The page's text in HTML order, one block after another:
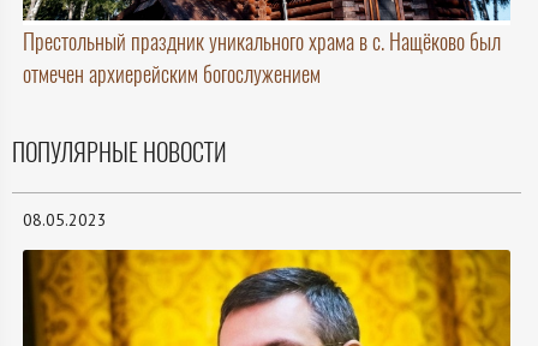
Престольный праздник уникального храма в с. Нащёково был
отмечен архиерейским богослужением
ПОПУЛЯРНЫЕ НОВОСТИ
08.05.2023